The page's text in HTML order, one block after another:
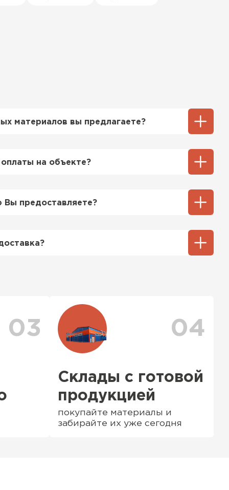
материалов вы предлагаете?
профнастил, ондулин, битумные
на объекте?
При этом, если доставленный
качества, Вы вправе отказаться от
предоставляете?
качества, а также товарно-
скидки.
03 04
Склады с готовой
продукцией
покупайте материалы и
забирайте их уже сегодня